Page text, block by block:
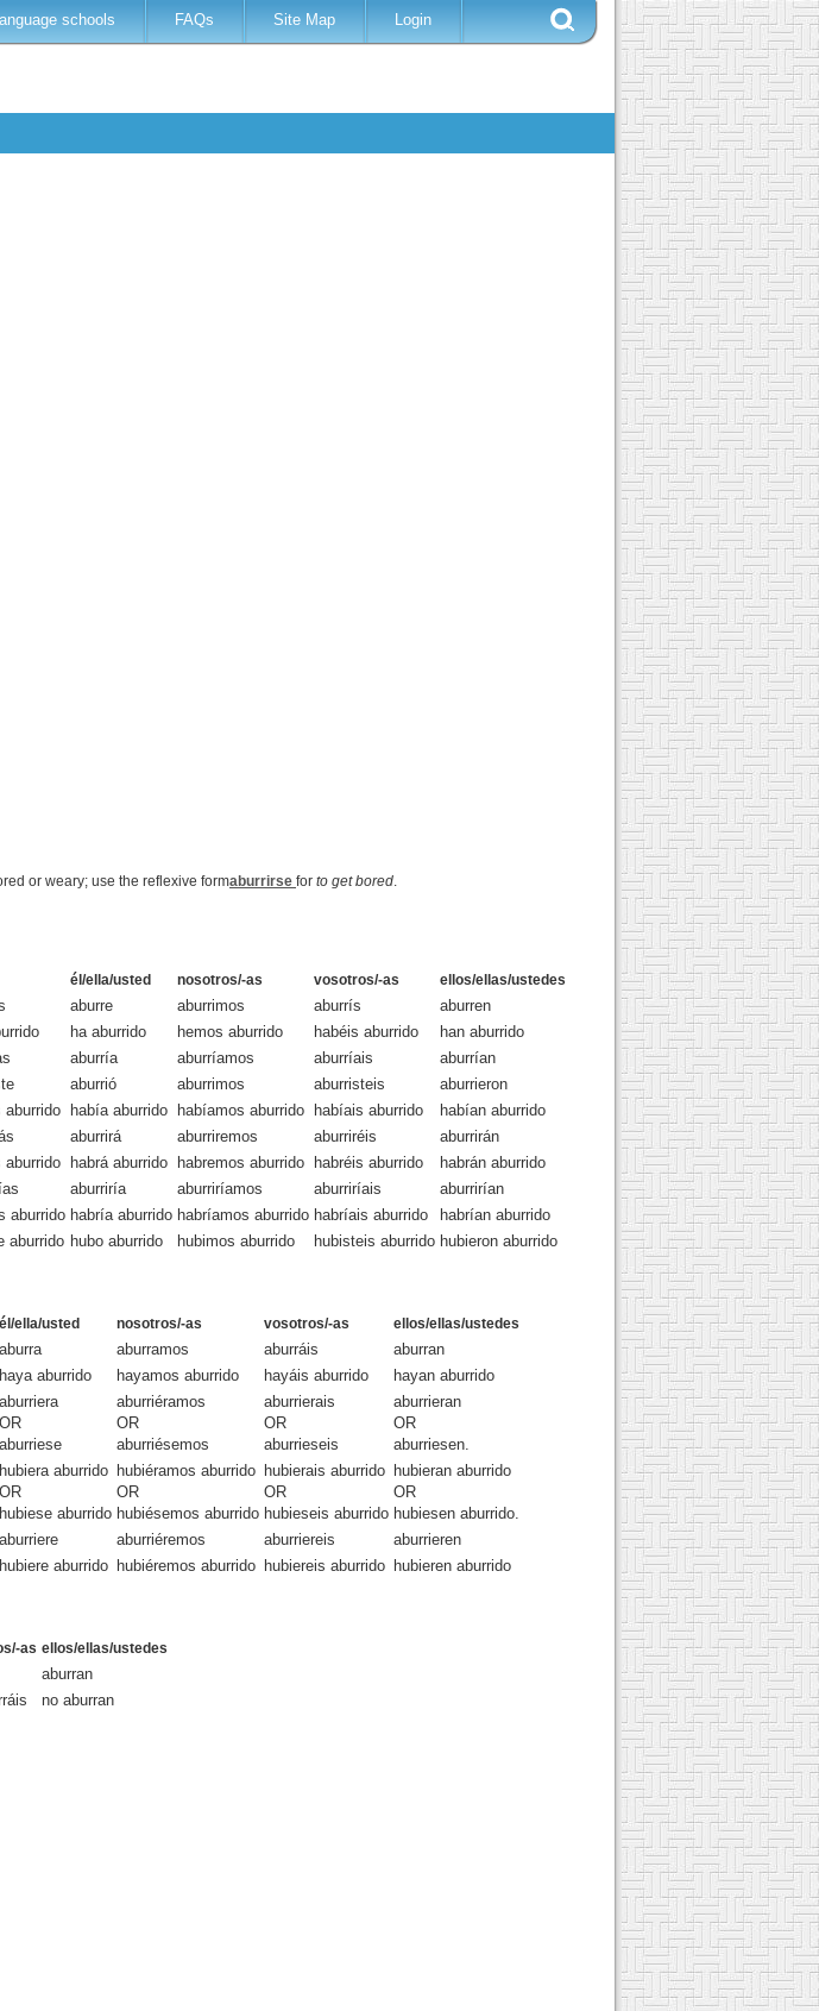
schools FAQs Site Map Login
or weary; use the reflexive formaburrirse for to get bored.
él/ella/usted nosotros/-as vosotros/-as ellos/ellas/ustedes
aburre aburrimos aburrís
aburren
ha aburrido hemos aburrido habéis aburrido
han aburrido
aburría aburríamos aburríais
aburrían
aburrió aburrimos aburristeis
aburrieron
aburrido había aburrido habíamos aburrido habíais aburrido
habían aburrido
aburrirá aburriremos aburriréis
aburrirán
aburrido habrá aburrido habremos aburrido habréis aburrido
habrán aburrido
aburriría aburriríamos aburriríais
aburrirían
aburrido habría aburrido habríamos aburrido habríais aburrido
habrían aburrido
aburrido hubo aburrido hubimos aburrido hubisteis aburrido hubieron aburrido
él/ella/usted nosotros/-as vosotros/-as ellos/ellas/ustedes
aburra aburramos aburráis
aburran
haya aburrido hayamos aburrido hayáis aburrido hayan aburrido
aburriera
OR
aburriese
aburriéramos
OR
aburriésemos
aburrierais
OR
aburrieseis
aburrieran
OR
aburriesen.
hubiera aburrido
OR
hubiese aburrido
hubiéramos aburrido
OR
hubiésemos aburrido
hubierais aburrido
OR
hubieseis aburrido
hubieran aburrido
OR
hubiesen aburrido.
aburriere aburriéremos aburriereis
aburrieren
hubiere aburrido hubiéremos aburrido hubiereis aburrido hubieren aburrido
as ellos/ellas/ustedes
aburran
no aburran